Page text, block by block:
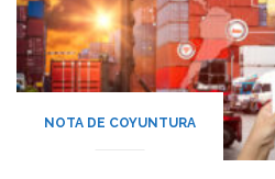
NOTA DE COYUNTURA